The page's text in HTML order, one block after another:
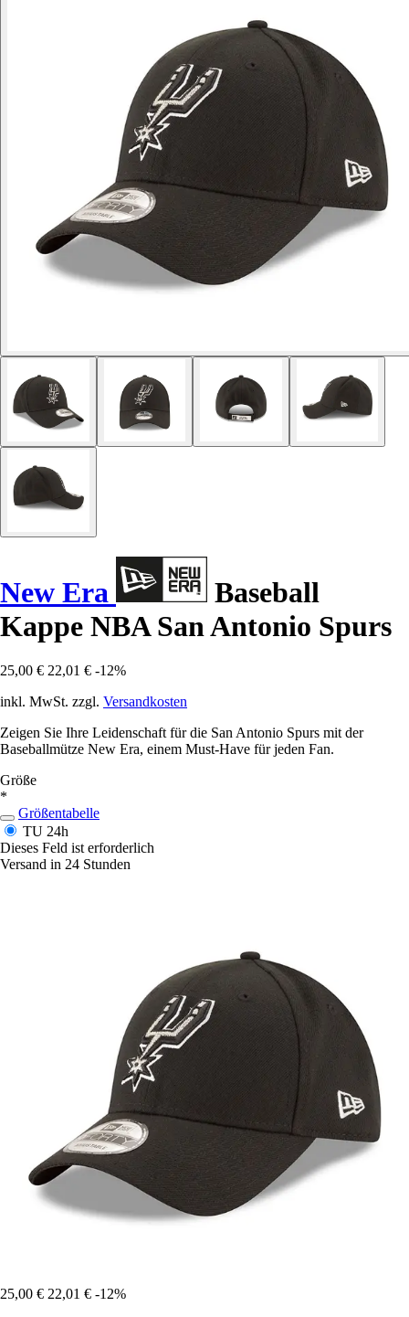
New Era
Baseball
Kappe NBA San Antonio Spurs
25,00 € 22,01 € -12%
inkl. MwSt. zzgl. Versandkosten
Zeigen Sie Ihre Leidenschaft für die San Antonio Spurs mit der
Baseballmütze New Era, einem Must-Have für jeden Fan.
Größe
*
Größentabelle
TU 24h
Dieses Feld ist erforderlich
Versand in 24 Stunden
25,00 € 22,01 € -12%